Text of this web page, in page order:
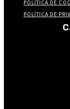
POLÍTICA DE
POLÍTICA DE